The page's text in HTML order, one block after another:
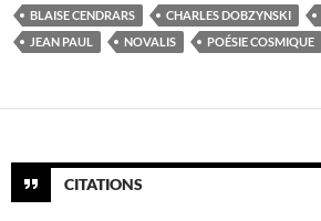
BLAISE CENDRARS CHARLES DOBZYNSKI
JEAN PAUL
NOVALIS POÉSIE COSMIQUE
CITATIONS